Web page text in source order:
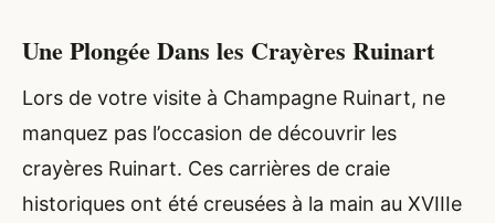
Une Plongée Dans les Crayères Ruinart
Lors de votre visite à Champagne Ruinart, ne
manquez pas l’occasion de découvrir les
crayères Ruinart. Ces carrières de craie
historiques ont été creusées à la main au XVIIIe